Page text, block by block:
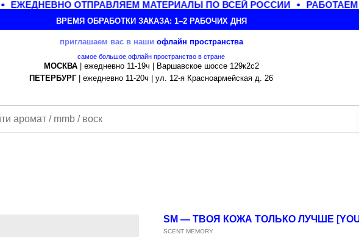
ЕЖЕДНЕВНО ОТПРАВЛЯЕМ МАТЕРИАЛЫ ПО ВСЕЙ РОССИИ РАБОТАЕМ
ВРЕМЯ ОБРАБОТКИ ЗАКАЗА: 1–2 РАБОЧИХ ДНЯ
приглашаем вас в наши офлайн пространства
самое большое офлайн пространство в стране
МОСКВА| ежедневно 11-19ч | Варшавское шоссе 129к2с2
ПЕТЕРБУРГ| ежедневно 11-20ч | ул. 12-я Красноармейская д. 26
SM — ТВОЯ КОЖА ТОЛЬКО ЛУЧШЕ
SCENT MEMORY